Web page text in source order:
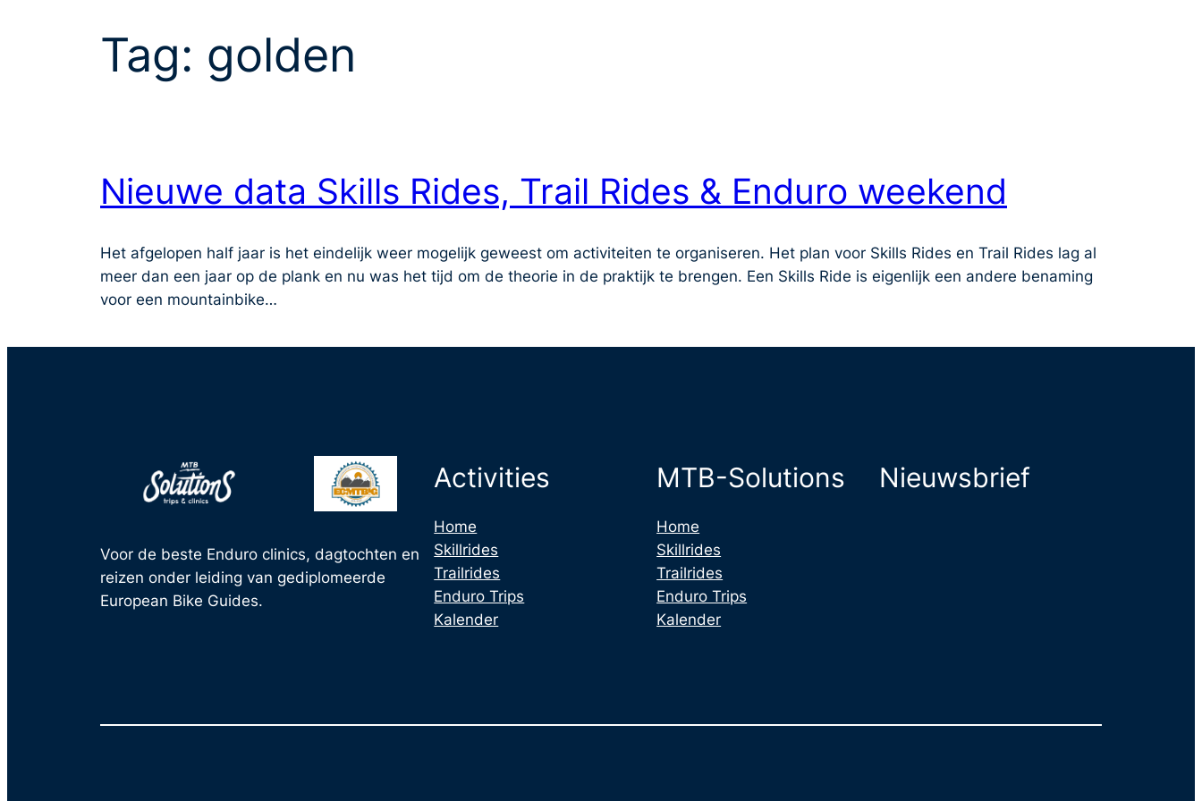
Tag: golden
Nieuwe data Skills Rides, Trail Rides & Enduro weekend
Het afgelopen half jaar is het eindelijk weer mogelijk geweest om activiteiten te organiseren. Het plan voor Skills Rides en Trail Rides lag al
meer dan een jaar op de plank en nu was het tijd om de theorie in de praktijk te brengen. Een Skills Ride is eigenlijk een andere benaming
voor een mountainbike…
Voor de beste Enduro clinics, dagtochten en
reizen onder leiding van gediplomeerde
European Bike Guides.
Activities
Home
Skillrides
Trailrides
Enduro Trips
Kalender
MTB-Solutions
Home
Skillrides
Trailrides
Enduro Trips
Kalender
Nieuwsbrief